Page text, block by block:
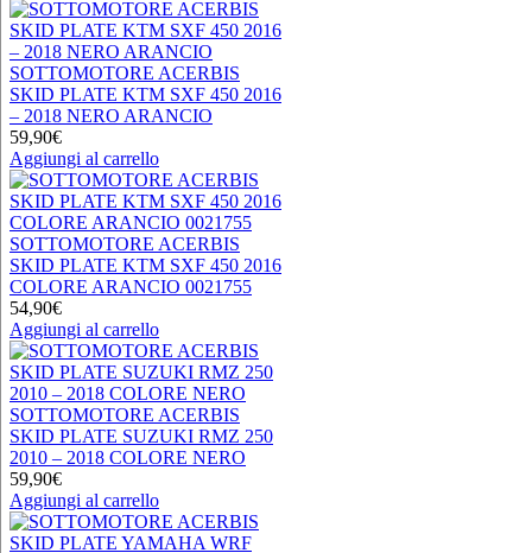
SOTTOMOTORE ACERBIS
SKID PLATE KTM SXF 450 2016
– 2018 NERO ARANCIO
59,90€
Aggiungi al carrello
SOTTOMOTORE ACERBIS
SKID PLATE KTM SXF 450 2016
COLORE ARANCIO 0021755
54,90€
Aggiungi al carrello
SOTTOMOTORE ACERBIS
SKID PLATE SUZUKI RMZ 250
2010 – 2018 COLORE NERO
59,90€
Aggiungi al carrello